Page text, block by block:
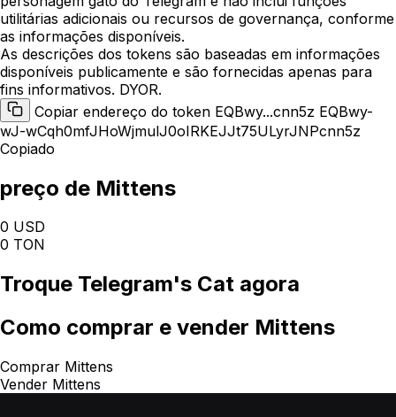
utilitárias adicionais ou recursos de governança, conforme
as informações disponíveis.
As descrições dos tokens são baseadas em informações
disponíveis publicamente e são fornecidas apenas para
fins informativos. DYOR.
Copiar endereço do token EQBwy...cnn5z EQBwy-
wJ-wCqh0mfJHoWjmulJ0oIRKEJJt75ULyrJNPcnn5z
Copiado
preço de Mittens
0 USD
0 TON
Troque Telegram's Cat agora
Como comprar e vender Mittens
Comprar Mittens
Vender Mittens